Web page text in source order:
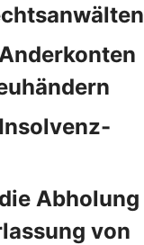
Abholung
von